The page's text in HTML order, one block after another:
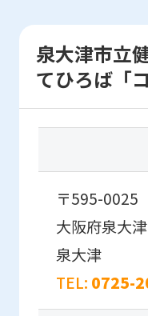
泉大津市立
てひろば「
〒595-0025
大阪府泉大
泉大津
TEL: 0725-